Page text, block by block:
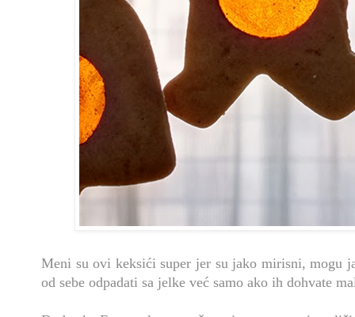
Meni su ovi keksići super jer su jako mirisni, mogu
od sebe odpadati sa jelke već samo ako ih dohvate